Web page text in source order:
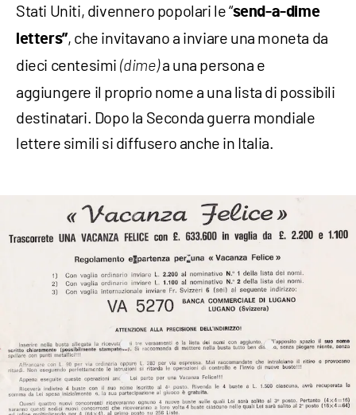
Stati Uniti, divennero popolari le “send-a-dime
letters”, che invitavano a inviare una moneta da
dieci centesimi (dime)a una persona e
aggiungere il proprio nome a una lista di possibili
destinatari. Dopo la Seconda guerra mondiale
lettere simili si diffusero anche in Italia.